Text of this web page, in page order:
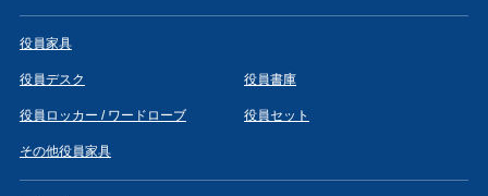
役員家具
役員デスク 役員書庫
役員ロッカー / ワードローブ 役員セット
その他役員家具